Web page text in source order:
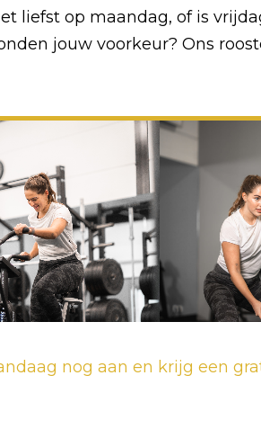
liefst op maandag, of is
jouw voorkeur? Ons
nog aan en krijg een